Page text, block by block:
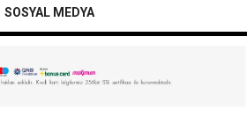
SOSYAL MEDYA